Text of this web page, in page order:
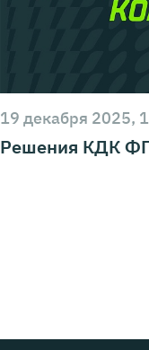
19 декабря 2025,
Решения КДК